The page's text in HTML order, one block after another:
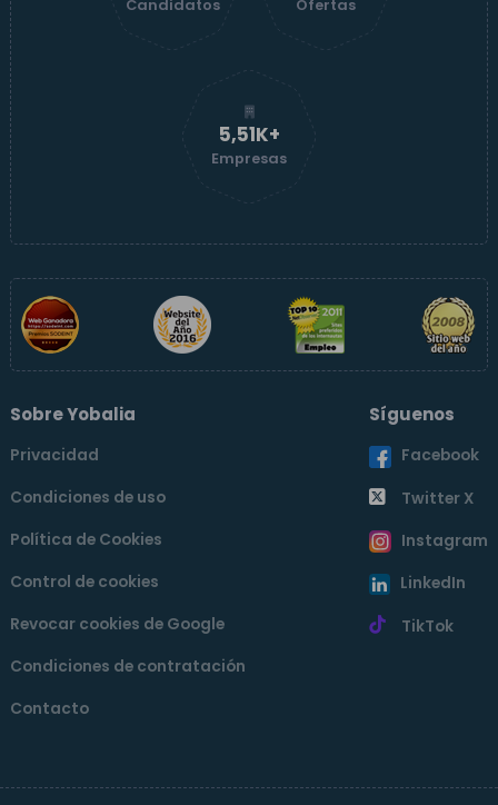
Candidatos Ofertas
5,52K+
Empresas
Sobre Yobalia
Privacidad
Condiciones de uso
Política de Cookies
Control de cookies
Revocar cookies de Google
Condiciones de contratación
Contacto
Síguenos
Facebook
Twitter X
Instagram
LinkedIn
TikTok